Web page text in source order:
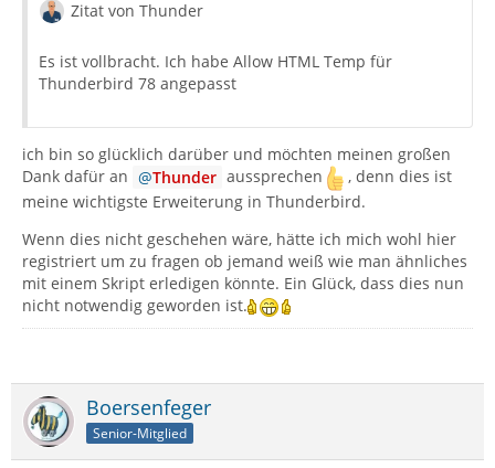
Zitat von Thunder
Es ist vollbracht. Ich habe Allow HTML Temp für
Thunderbird 78 angepasst
ich bin so glücklich darüber und möchten meinen großen
Dank dafür an
Thunder aussprechen
, denn dies ist
meine wichtigste Erweiterung in Thunderbird.
Wenn dies nicht geschehen wäre, hätte ich mich wohl hier
registriert um zu fragen ob jemand weiß wie man ähnliches
mit einem Skript erledigen könnte. Ein Glück, dass dies nun
nicht notwendig geworden ist.
Boersenfeger
Senior-Mitglied